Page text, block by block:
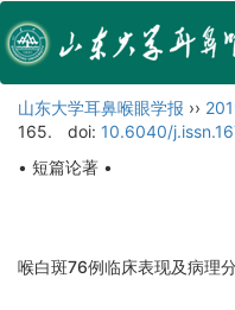
山东大学耳鼻喉眼学报 ››
165.
doi: 10.6040/
• 短篇论著 •
喉白斑76例临床表现及病理